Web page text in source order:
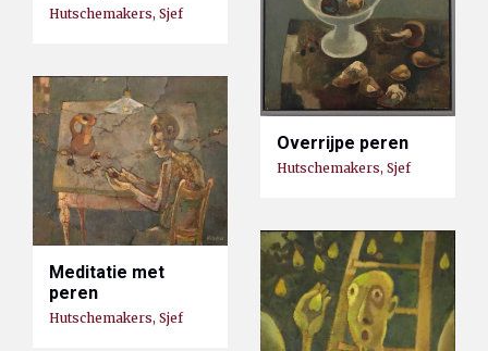
Hutschemakers, Sjef
Overrijpe peren
Hutschemakers, Sjef
Meditatie met
peren
Hutschemakers, Sjef